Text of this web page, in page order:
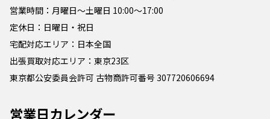
営業時間：月曜日～土曜日 10:00～17:00
定休日：日曜日・祝日
宅配対応エリア：日本全国
出張買取対応エリア：東京23区
東京都公安委員会許可 古物商許可番号 307720606694
営業日カレンダー